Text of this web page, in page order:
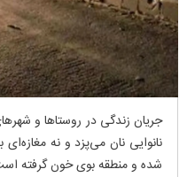
جریان زندگی در روستا‌ها و
نانوایی نان می‌پزد و نه
شده و منطقه بوی خون گرفته